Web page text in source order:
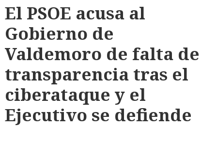
El PSOE acusa al
Gobierno de
Valdemoro de falta de
transparencia tras el
ciberataque y el
Ejecutivo se defiende